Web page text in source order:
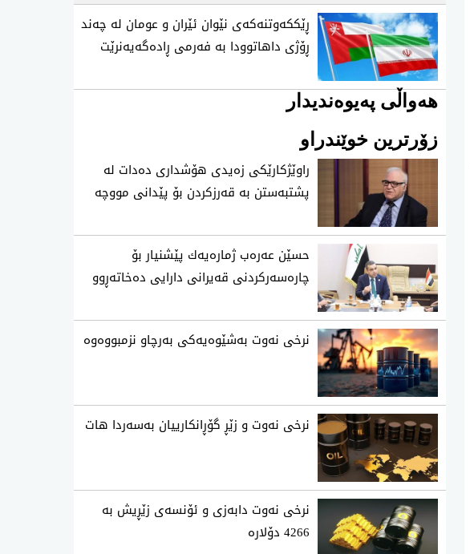
ڕێککەوتنەکەی نێوان ئێران و عومان لە چەند
ڕۆژی داهاتوودا بە فەرمی ڕادەگەیەنرێت
هەواڵی پەیوەندیدار
زۆرترین خوێندراو
راوێژكارێكی زه‌یدی‌ هۆشداری ده‌دات له‌
پشتبه‌ستن به‌ قه‌رزكردن بۆ پێدانی مووچه‌
حسێن عه‌ره‌ب ژماره‌یه‌ك پێشنیار بۆ
چاره‌سه‌ركردنی‌ قه‌یرانی‌ دارایی ده‌خاته‌ڕوو
نرخی‌ نه‌وت به‌شێوه‌یه‌كی‌ به‌رچاو نزمبووه‌وه‌
نرخی نه‌وت و زێڕ گۆڕانكارییان به‌سه‌ردا هات
نرخی نەوت دابەزی و ئۆنسەی زێڕیش بە
4266 دۆلارە